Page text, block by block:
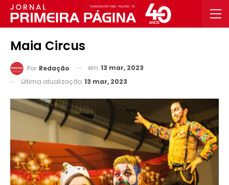
Maia Circus
Por Redação em 13 mar, 2023
última atualização 13 mar, 2023